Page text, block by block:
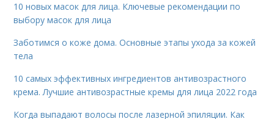
10 новых масок для лица. Ключевые рекомендации по
выбору масок для лица
Заботимся о коже дома. Основные этапы ухода за кожей
тела
10 самых эффективных ингредиентов антивозрастного
крема. Лучшие антивозрастные кремы для лица 2022 года
Когда выпадают волосы после лазерной эпиляции. Как